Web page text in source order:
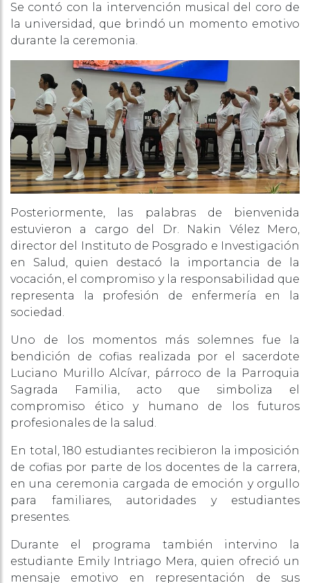
Se contó con la intervención musical del coro de
la universidad, que brindó un momento emotivo
durante la ceremonia.
Posteriormente, las palabras de bienvenida
estuvieron a cargo del Dr. Nakin Vélez Mero,
director del Instituto de Posgrado e Investigación
en Salud, quien destacó la importancia de la
vocación, el compromiso y la responsabilidad que
representa la profesión de enfermería en la
sociedad.
Uno de los momentos más solemnes fue la
bendición de cofias realizada por el sacerdote
Luciano Murillo Alcívar, párroco de la Parroquia
Sagrada Familia, acto que simboliza el
compromiso ético y humano de los futuros
profesionales de la salud.
En total, 180 estudiantes recibieron la imposición
de cofias por parte de los docentes de la carrera,
en una ceremonia cargada de emoción y orgullo
para familiares, autoridades y estudiantes
presentes.
Durante el programa también intervino la
estudiante Emily Intriago Mera, quien ofreció un
mensaje emotivo en representación de sus